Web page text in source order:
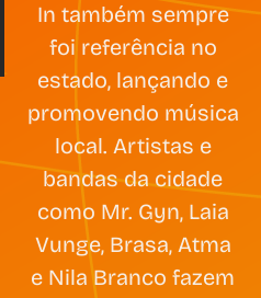
In também sempre
foi referência no
estado, lançando e
promovendo música
local. Artistas e
bandas da cidade
como Mr. Gyn, Laia
Vunge, Brasa, Atma
e Nila Branco fazem